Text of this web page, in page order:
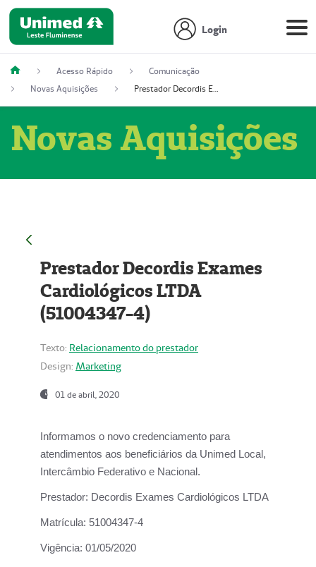
Login
Acesso Rápido
Comunicação
Novas Aquisições
Prestador Decordis Exames Cardiológicos LTDA (51004347-4)
Novas Aquisições
Prestador Decordis Exames
Cardiológicos LTDA
(51004347-4)
Texto: Relacionamento do prestador
Design: Marketing
01 de abril, 2020
Informamos o novo credenciamento para
atendimentos aos beneficiários da Unimed Local,
Intercâmbio Federativo e Nacional.
Prestador: Decordis Exames Cardiológicos LTDA
Matrícula: 51004347-4
Vigência: 01/05/2020